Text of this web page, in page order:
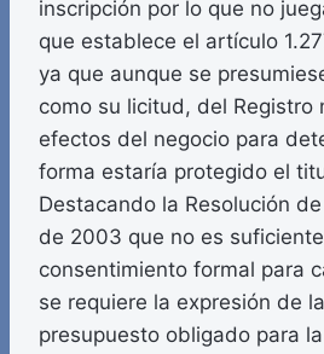
inscripción por lo que no
que establece el artículo
ya que aunque se
como su licitud, del Registro
efectos del negocio para
forma estaría protegido el
Destacando la Resolución
de 2003 que no es
consentimiento formal para
se requiere la expresión de
presupuesto obligado para